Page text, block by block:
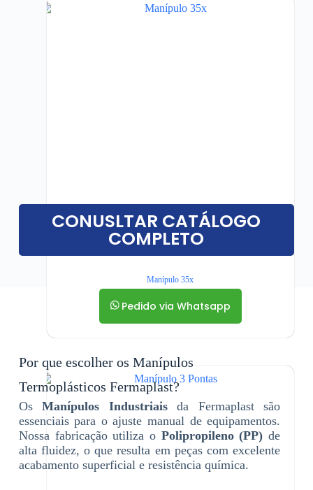
Manípulo 35x
Pedido via Whatsapp
CONUSLTAR CATÁLOGO
COMPLETO
Por que escolher os Manípulos
Termoplásticos Fermaplast?
OsManípulos Industriaisda Fermaplast são
essenciais para o ajuste manual de equipamentos.
Nossa fabricação utiliza o Polipropileno (PP) de
alta fluidez, o que resulta em peças com excelente
acabamento superficial e resistência química.